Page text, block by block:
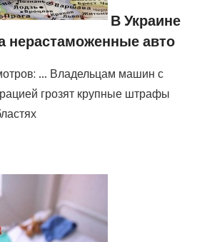
В Украине
нерастаможенные авто
… Владельцам машин с
грозят крупные штрафы